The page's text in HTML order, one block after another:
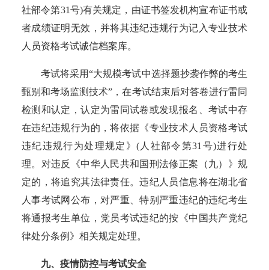
社部令第31号)有关规定，由证书签发机构宣布证书或
者成绩证明无效，并将其违纪违规行为记入专业技术
人员资格考试诚信档案库。
考试将采用“大规模考试中选择题抄袭作弊的考生
甄别和考场监测技术”，在考试结束后对答卷进行雷同
检测和认定，认定为雷同试卷或发现报名、考试中存
在违纪违规行为的，将依据《专业技术人员资格考试
违纪违规行为处理规定》 ( 人社部令第31 号)进行处
理。对违反《中华人民共和国刑法修正案（九）》规
定的，将追究其法律责任。违纪人员信息将在湖北省
人事考试网公布，对严重、特别严重违纪的违纪考生
将通报考生单位，党员考试违纪的按《中国共产党纪
律处分条例》相关规定处理。
九、 疫情防控与考试安全